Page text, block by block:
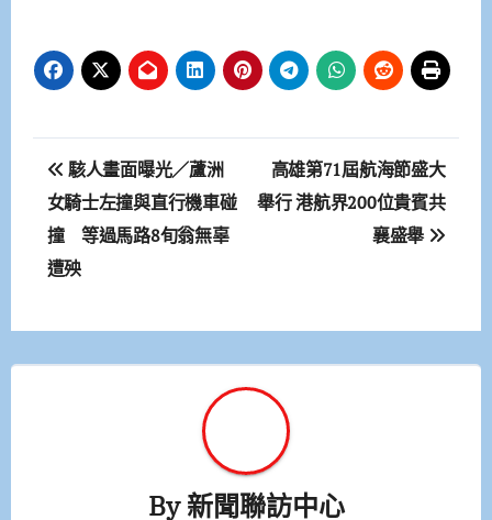
文
章
導
駭人畫面曝光／蘆洲
女騎士左撞與直行機車碰
撞 等過馬路8旬翁無辜
遭殃
高雄第71屆航海節盛大
舉行 港航界200位貴賓共
襄盛舉
By新聞聯訪中心